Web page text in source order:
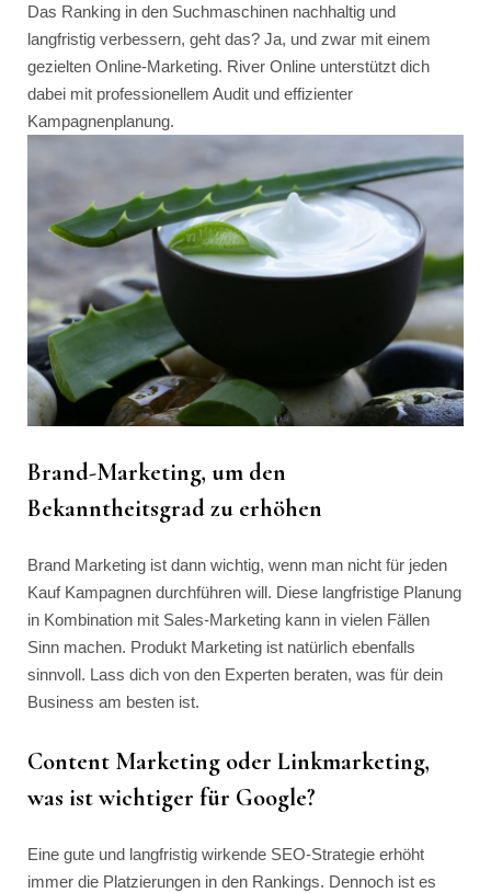
Das Ranking in den Suchmaschinen nachhaltig und
langfristig verbessern, geht das? Ja, und zwar mit einem
gezielten Online-Marketing. River Online unterstützt dich
dabei mit professionellem Audit und effizienter
Kampagnenplanung.
Brand-Marketing, um den
Bekanntheitsgrad zu erhöhen
Brand Marketing ist dann wichtig, wenn man nicht für jeden
Kauf Kampagnen durchführen will. Diese langfristige Planung
in Kombination mit Sales-Marketing kann in vielen Fällen
Sinn machen. Produkt Marketing ist natürlich ebenfalls
sinnvoll. Lass dich von den Experten beraten, was für dein
Business am besten ist.
Content Marketing oder Linkmarketing,
was ist wichtiger für Google?
Eine gute und langfristig wirkende SEO-Strategie erhöht
immer die Platzierungen in den Rankings. Dennoch ist es